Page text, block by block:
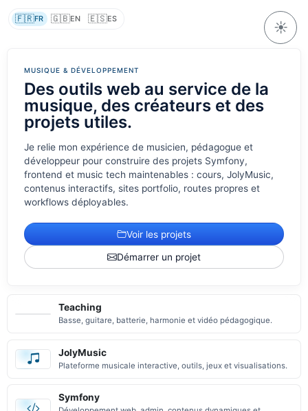
🇫🇷FR 🇬🇧EN 🇪🇸ES
☀️
MUSIQUE & DÉVELOPPEMENT
Des outils web au service de la
musique, des créateurs et des
projets utiles.
Je relie mon expérience de musicien, pédagogue et
développeur pour construire des projets Symfony,
frontend et music tech maintenables : cours, JolyMusic,
contenus interactifs, sites portfolio, routes propres et
workflows déployables.
Voir les projets
Démarrer un projet
Teaching
Basse, guitare, batterie, harmonie et vidéo pédagogique.
JolyMusic
Plateforme musicale interactive, outils, jeux et visualisations.
Symfony